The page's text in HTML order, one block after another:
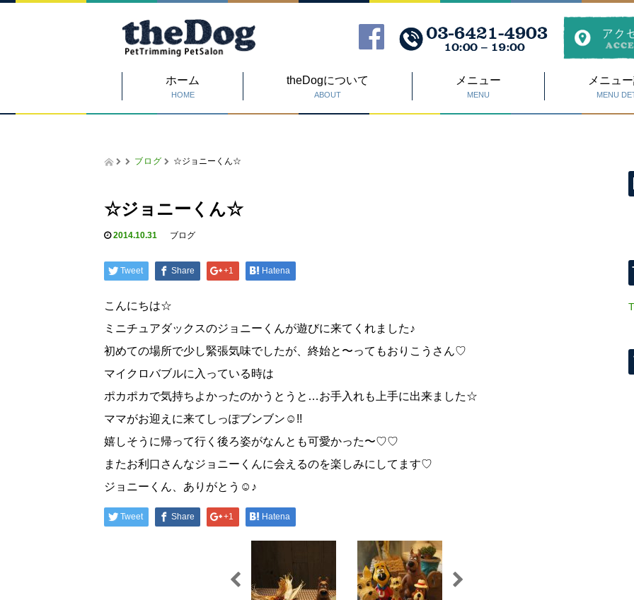
ホーム
HOME
theDogについて
ABOUT
メニュー
MENU
メニュ
MENU
ブログ ☆ジョニーくん☆
☆ジョニーくん☆
2014.10.31 ブログ
Tweet Share +1 Hatena
こんにちは☆
ミニチュアダックスのジョニーくんが遊びに来てくれました♪
初めての場所で少し緊張気味でしたが、終始と〜ってもおりこうさん♡
マイクロバブルに入っている時は
ポカポカで気持ちよかったのかうとうと…お手入れも上手に出来ました☆
ママがお迎えに来てしっぽブンブン☺!!
嬉しそうに帰って行く後ろ姿がなんとも可愛かった〜♡♡
またお利口さんなジョニーくんに会えるのを楽しみにしてます♡
ジョニーくん、ありがとう☺♪
Tweet Share +1 Hatena